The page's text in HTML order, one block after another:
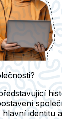
identitu